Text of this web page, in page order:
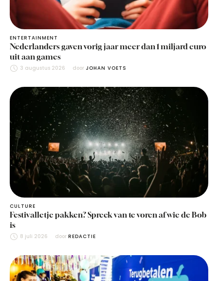
ENTERTAINMENT
Nederlanders gaven vorig jaar meer dan 1 miljard euro
uit aan games
3 augustus 2026 door JOHAN VOETS
CULTURE
Festivalletje pakken? Spreek van te voren af wie de Bob
is
8 juli 2026 door REDACTIE